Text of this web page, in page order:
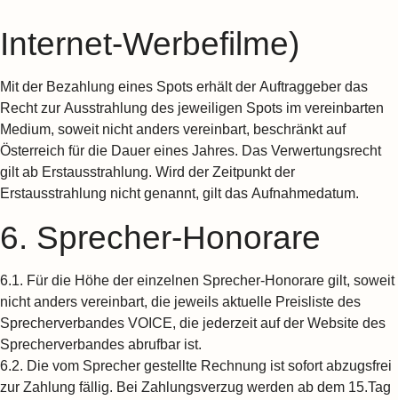
Internet-Werbefilme)
Mit der Bezahlung eines Spots erhält der Auftraggeber das
Recht zur Ausstrahlung des jeweiligen Spots im vereinbarten
Medium, soweit nicht anders vereinbart, beschränkt auf
Österreich für die Dauer eines Jahres. Das Verwertungsrecht
gilt ab Erstausstrahlung. Wird der Zeitpunkt der
Erstausstrahlung nicht genannt, gilt das Aufnahmedatum.
6. Sprecher-Honorare
6.1. Für die Höhe der einzelnen Sprecher-Honorare gilt, soweit
nicht anders vereinbart, die jeweils aktuelle Preisliste des
Sprecherverbandes VOICE, die jederzeit auf der Website des
Sprecherverbandes abrufbar ist.
6.2. Die vom Sprecher gestellte Rechnung ist sofort abzugsfrei
zur Zahlung fällig. Bei Zahlungsverzug werden ab dem 15.Tag